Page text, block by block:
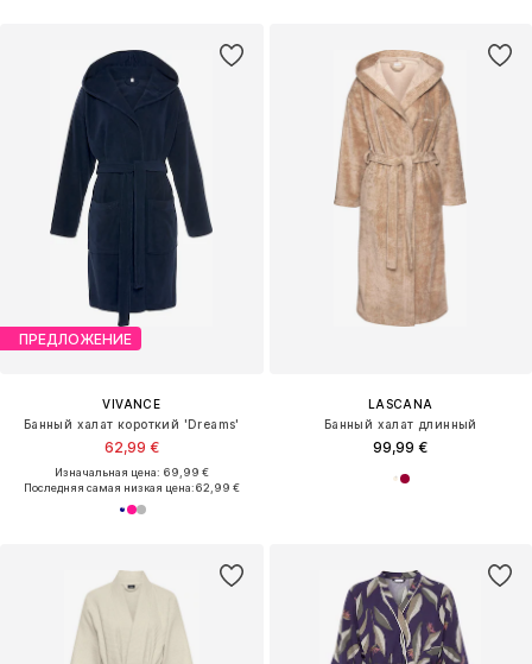
ПРЕДЛОЖЕНИЕ
VIVANCE
Банный халат короткий 'Dreams'
62,99 €
Изначальная цена: 69,99 €
Последняя самая низкая цена:62,99 €
LASCANA
Банный халат длинный
99,99 €